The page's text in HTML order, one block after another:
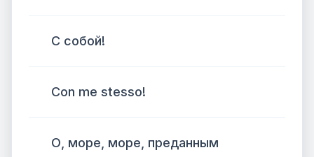
С собой!
Con me stesso!
О, море, море, преданным